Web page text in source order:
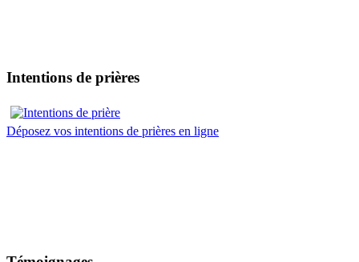
Intentions de prières
Déposez vos intentions de prières en ligne